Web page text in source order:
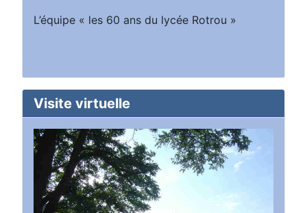
L’équipe « les 60 ans du lycée Rotrou »
Visite virtuelle